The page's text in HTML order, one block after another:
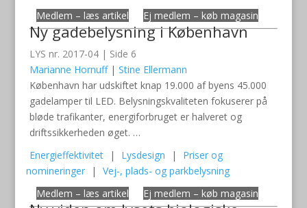
Medlem – læs artikel
Ej medlem – køb magasin
Ny gadebelysning i København
LYS nr. 2017-04 | Side 6
Marianne Hornuff| Stine Ellermann
København har udskiftet knap 19.000 af byens 45.000
gadelamper til LED. Belysningskvaliteten fokuserer på
bløde trafikanter, energiforbruget er halveret og
driftssikkerheden øget. …
Energieffektivitet
| Lysdesign |
Priser og
nomineringer
|
Vej-, plads- og parkbelysning
Medlem – læs artikel
Ej medlem – køb magasin